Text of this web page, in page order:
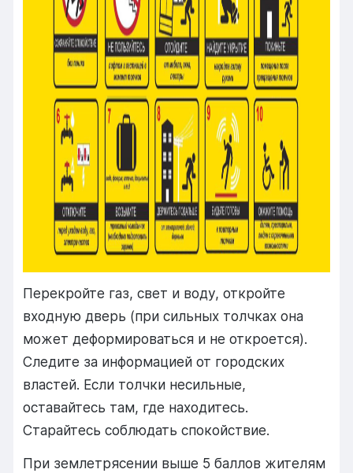
Перекройте газ, свет и воду, откройте
входную дверь (при сильных толчках она
может деформироваться и не откроется).
Следите за информацией от городских
властей. Если толчки несильные,
оставайтесь там, где находитесь.
Старайтесь соблюдать спокойствие.
При землетрясении выше 5 баллов жителям